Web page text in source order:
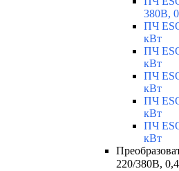
380В,
ПЧ
кВт
ПЧ
кВт
ПЧ
кВт
ПЧ
кВт
ПЧ
кВт
220/380В,